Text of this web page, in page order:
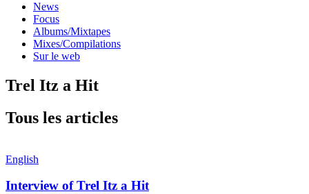
News
Focus
Albums/Mixtapes
Mixes/Compilations
Sur le web
Trel Itz a Hit
Tous les articles
English
Interview of Trel Itz a Hit